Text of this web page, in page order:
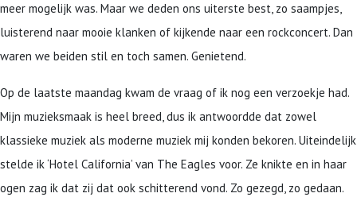
meer mogelijk was. Maar we deden ons uiterste best, zo saampjes,
luisterend naar mooie klanken of kijkende naar een rockconcert. Dan
waren we beiden stil en toch samen. Genietend.
Op de laatste maandag kwam de vraag of ik nog een verzoekje had.
Mijn muzieksmaak is heel breed, dus ik antwoordde dat zowel
klassieke muziek als moderne muziek mij konden bekoren. Uiteindelijk
stelde ik ‘Hotel California’ van The Eagles voor. Ze knikte en in haar
ogen zag ik dat zij dat ook schitterend vond. Zo gezegd, zo gedaan.